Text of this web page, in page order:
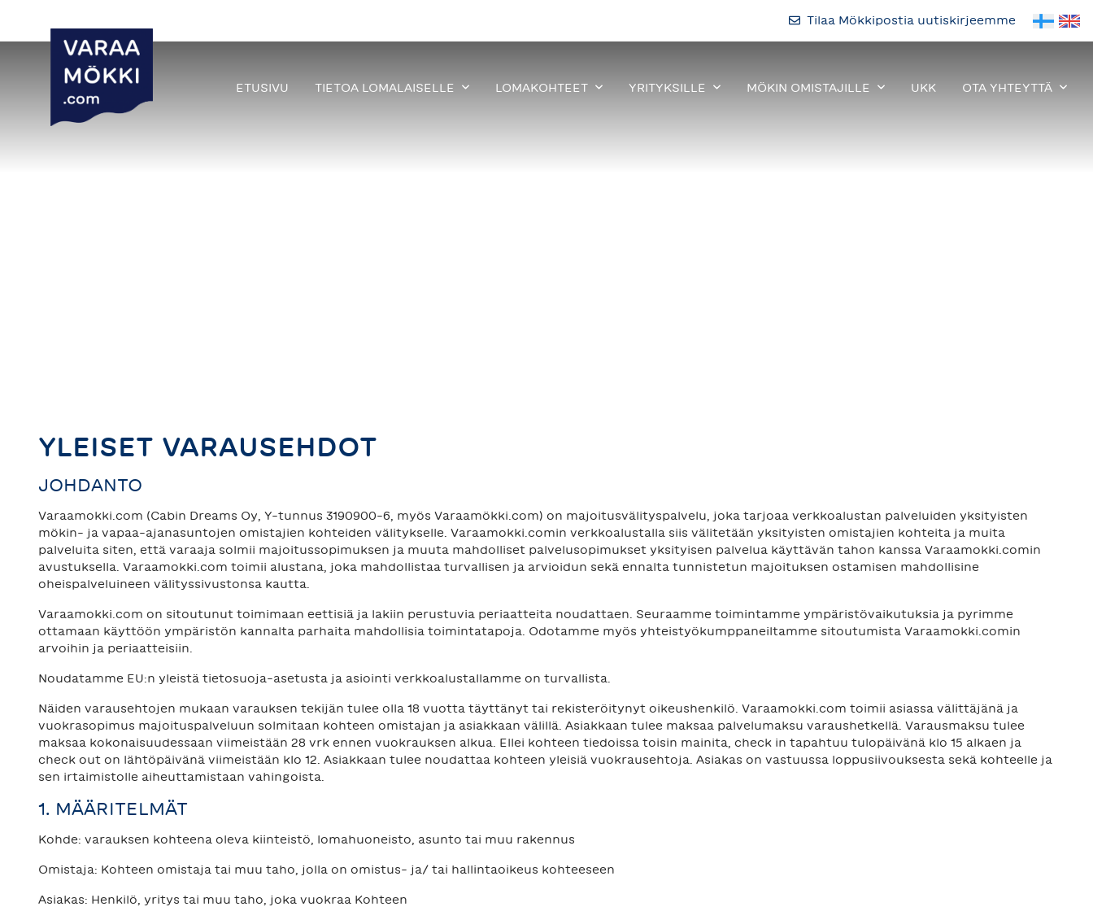
Tilaa Mökkipostia uutiskirjeemme
ETUSIVU TIETOA LOMALAISELLE LOMAKOHTEET YRITYKSILLE MÖKIN OMISTAJILLE UKK OTA YHTEYTTÄ
YLEISET VARAUSEHDOT
JOHDANTO
Varaamokki.com (Cabin Dreams Oy, Y-tunnus 3190900-6, myös Varaamökki.com) on majoitusvälityspalvelu, joka tarjoaa verkkoalustan palveluiden yksityisten
mökin- ja vapaa-ajanasuntojen omistajien kohteiden välitykselle. Varaamokki.comin verkkoalustalla siis välitetään yksityisten omistajien kohteita ja muita
palveluita siten, että varaaja solmii majoitussopimuksen ja muuta mahdolliset palvelusopimukset yksityisen palvelua käyttävän tahon kanssa Varaamokki.comin
avustuksella. Varaamokki.com toimii alustana, joka mahdollistaa turvallisen ja arvioidun sekä ennalta tunnistetun majoituksen ostamisen mahdollisine
oheispalveluineen välityssivustonsa kautta.
Varaamokki.com on sitoutunut toimimaan eettisiä ja lakiin perustuvia periaatteita noudattaen. Seuraamme toimintamme ympäristövaikutuksia ja pyrimme
ottamaan käyttöön ympäristön kannalta parhaita mahdollisia toimintatapoja. Odotamme myös yhteistyökumppaneiltamme sitoutumista Varaamokki.comin
arvoihin ja periaatteisiin.
Noudatamme EU:n yleistä tietosuoja-asetusta ja asiointi verkkoalustallamme on turvallista.
Näiden varausehtojen mukaan varauksen tekijän tulee olla 18 vuotta täyttänyt tai rekisteröitynyt oikeushenkilö. Varaamokki.com toimii asiassa välittäjänä ja
vuokrasopimus majoituspalveluun solmitaan kohteen omistajan ja asiakkaan välillä. Asiakkaan tulee maksaa palvelumaksu varaushetkellä. Varausmaksu tulee
maksaa kokonaisuudessaan viimeistään 28 vrk ennen vuokrauksen alkua. Ellei kohteen tiedoissa toisin mainita, check in tapahtuu tulopäivänä klo 15 alkaen ja
check out on lähtöpäivänä viimeistään klo 12. Asiakkaan tulee noudattaa kohteen yleisiä vuokrausehtoja. Asiakas on vastuussa loppusiivouksesta sekä kohteelle ja
sen irtaimistolle aiheuttamistaan vahingoista.
1. MÄÄRITELMÄT
Kohde: varauksen kohteena oleva kiinteistö, lomahuoneisto, asunto tai muu rakennus
Omistaja: Kohteen omistaja tai muu taho, jolla on omistus- ja/ tai hallintaoikeus kohteeseen
Asiakas: Henkilö, yritys tai muu taho, joka vuokraa Kohteen